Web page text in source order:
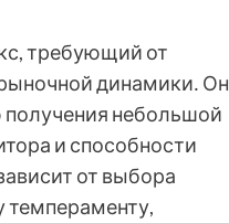
требующий от
динамики․ Он
получения небольшой
и способности
от выбора
темпераменту,